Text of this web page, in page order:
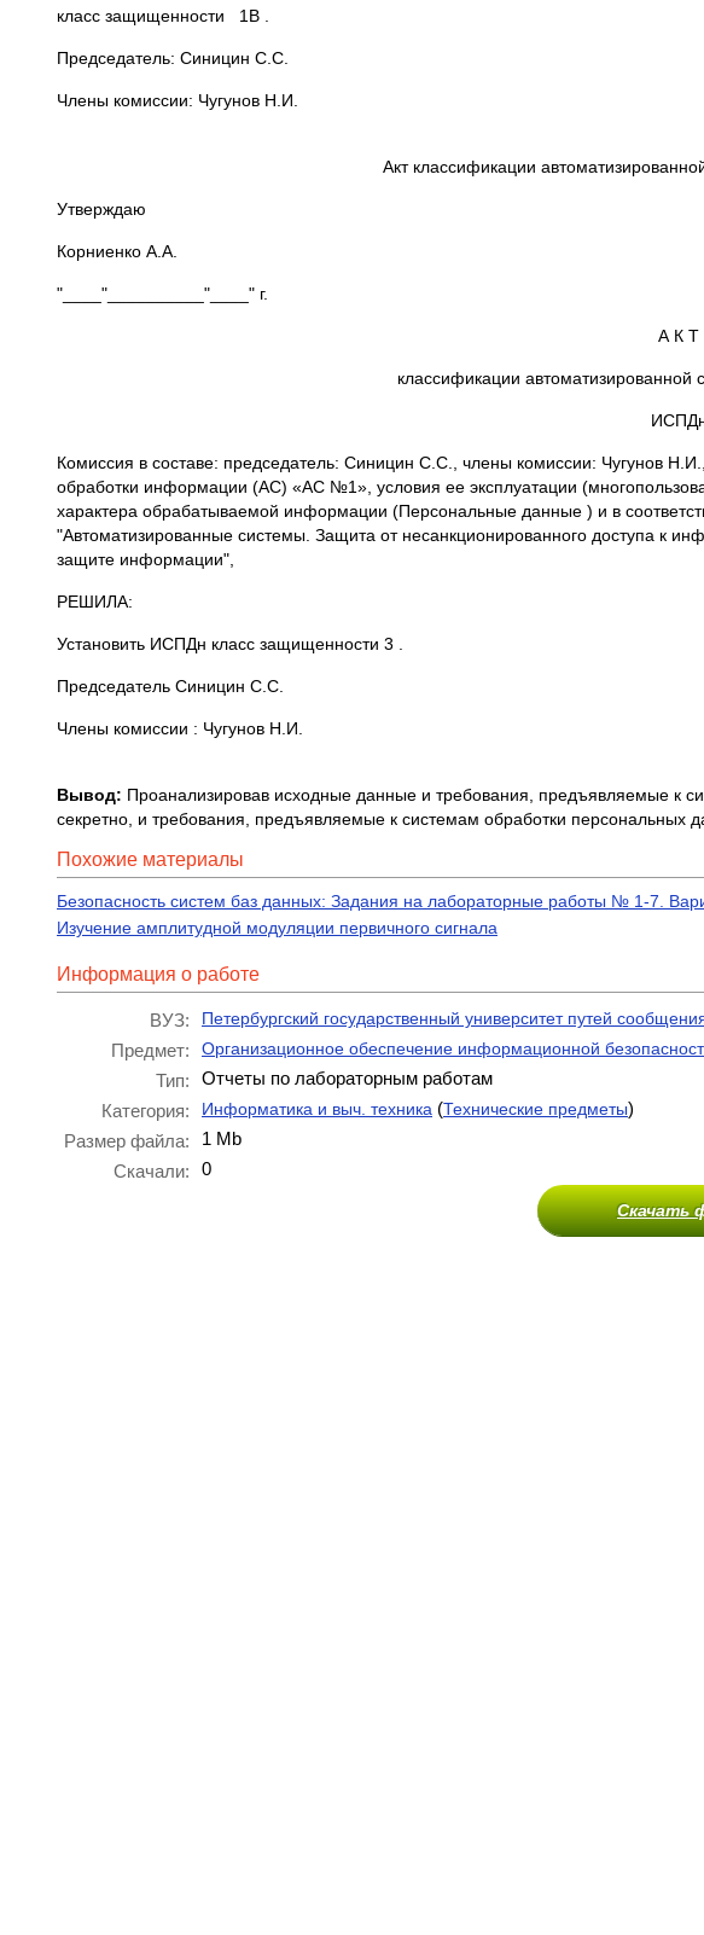
класс защищенности 1В .
Председатель: Синицин С.С.
Члены комиссии: Чугунов Н.И.
Акт классификации
Утверждаю
Корниенко А.А.
"____"__________"____" г.
А К Т
классификации
Комиссия в составе: председатель: Синицин С.С., члены комиссии: Чугунов
обработки информации (АС) «АС №1», условия ее эксплуатации
характера обрабатываемой информации (Персональные данные ) и в
"Автоматизированные системы. Защита от несанкционированного доступа к
защите информации",
РЕШИЛА:
Установить ИСПДн класс защищенности 3 .
Председатель Синицин С.С.
Члены комиссии : Чугунов Н.И.
Вывод: Проанализировав исходные данные и требования, предъявляемые к
секретно, и требования, предъявляемые к системам обработки персональных
Похожие материалы
Безопасность систем баз данных: Задания на лабораторные работы № 1-7.
Изучение амплитудной модуляции первичного сигнала
Информация о работе
ВУЗ: Петербургский государственный университет путей
Предмет: Организационное обеспечение информационной
Тип:
Отчеты по лабораторным работам
Категория:
Информатика и выч. техника (Технические предметы)
Размер файла:
1 Mb
Скачали:
0
Скачать